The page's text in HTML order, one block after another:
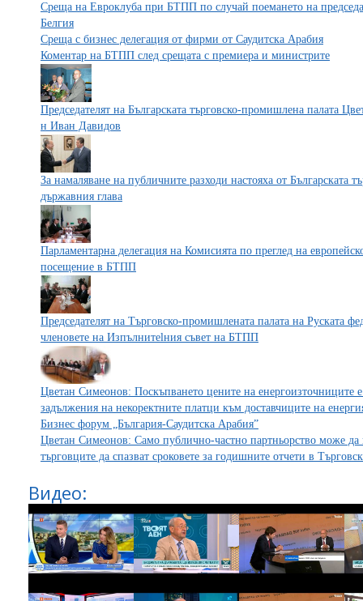
Среща на Евроклуба при БТПП по случай поемането на
Белгия
Среща с бизнес делегация от фирми от Саудитска Арабия
Коментар на БТПП след срещата с премиера и министрите
Председателят на Българската търговско-промишлена палата
н Иван Давидов
За намаляване на публичните разходи настояха от Българската
държавния глава
Парламентарна делегация на Комисията по преглед на
посещение в БТПП
Председателят на Търговско-промишлената палата на Руската
членовете на Изпълнитеlния съвет на БТПП
Цветан Симеонов: Поскъпването цените на енергоизточниците
задължения на некоректните платци към доставчиците на
Бизнес форум „България-Саудитска Арабия”
Цветан Симеонов: Само публично-частно партньорство може да
търговците да спазват сроковете за годишните отчети в
Видео: